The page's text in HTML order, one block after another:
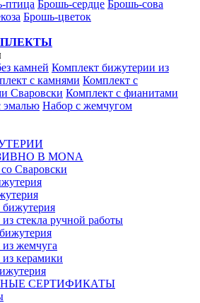
птица Брошь-сердце Брошь-сова
Брошь-цветок
камней Комплект бижутерии из
с камнями Комплект с
Сваровски Комплект с фианитами
эмалью Набор с жемчугом
В MONA
Сваровски
стекла ручной работы
жемчуга
керамики
СЕРТИФИКАТЫ